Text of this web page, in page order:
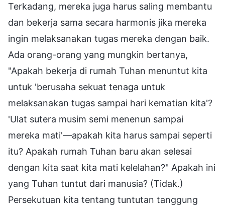
Terkadang, mereka juga harus saling membantu
dan bekerja sama secara harmonis jika mereka
ingin melaksanakan tugas mereka dengan baik.
Ada orang-orang yang mungkin bertanya,
"Apakah bekerja di rumah Tuhan menuntut kita
untuk 'berusaha sekuat tenaga untuk
melaksanakan tugas sampai hari kematian kita'?
'Ulat sutera musim semi menenun sampai
mereka mati'—apakah kita harus sampai seperti
itu? Apakah rumah Tuhan baru akan selesai
dengan kita saat kita mati kelelahan?" Apakah ini
yang Tuhan tuntut dari manusia? (Tidak.)
Persekutuan kita tentang tuntutan tanggung